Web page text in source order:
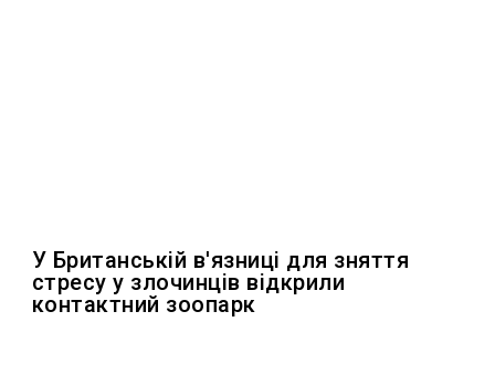
У Британській в'язниці для зняття
стресу у злочинців відкрили
контактний зоопарк